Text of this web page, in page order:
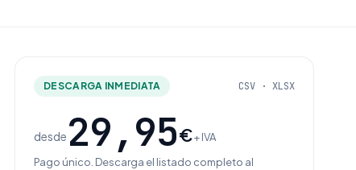
DESCARGA INMEDIATA CSV · XLSX
desde 29,95€+ IVA
Pago único. Descarga el listado completo al